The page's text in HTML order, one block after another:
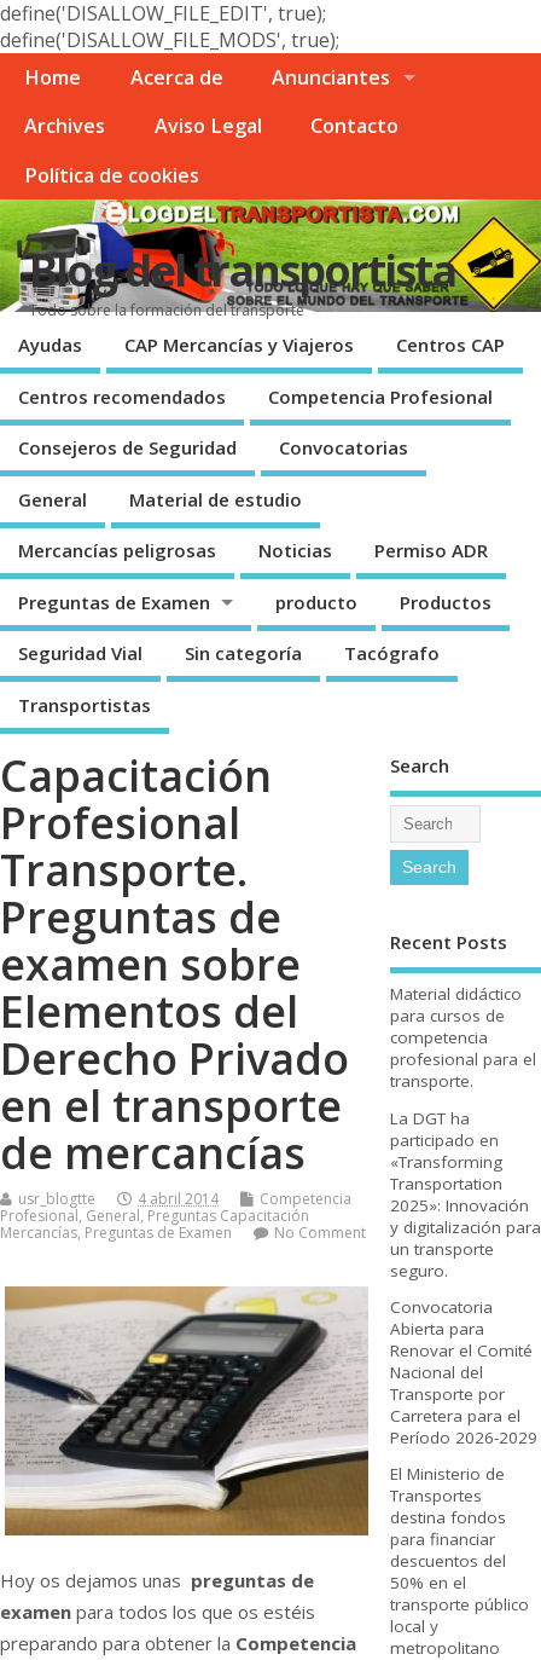
define('DISALLOW_FILE_EDIT', true);
define('DISALLOW_FILE_MODS', true);
Home
Acerca de
Anunciantes
Archives
Aviso Legal
Contacto
Polí­tica de cookies
Blog del transportista
Todo sobre la formación del transporte
Ayudas CAP Mercancí­as y Viajeros Centros CAP
Centros recomendados Competencia Profesional
Consejeros de Seguridad Convocatorias
General Material de estudio
Mercancí­as peligrosas Noticias Permiso ADR
Preguntas de Examen producto Productos
Seguridad Vial Sin categorí­a Tacógrafo
Transportistas
Capacitación
Profesional
Transporte.
Preguntas de
examen sobre
Elementos del
Derecho Privado
en el transporte
de mercancí­as
usr_blogtte 4 abril 2014
Competencia
Profesional, General, Preguntas Capacitación
Mercancí­as, Preguntas de Examen No Comment
Hoy os dejamos unas preguntas de
examen para todos los que os estéis
preparando para obtener la Competencia
Search
Recent Posts
Material didáctico
para cursos de
competencia
profesional para el
transporte.
La DGT ha
participado en
«Transforming
Transportation
2025»: Innovación
y digitalización para
un transporte
seguro.
Convocatoria
Abierta para
Renovar el Comité
Nacional del
Transporte por
Carretera para el
Período 2026-2029
El Ministerio de
Transportes
destina fondos
para financiar
descuentos del
50% en el
transporte público
local y
metropolitano